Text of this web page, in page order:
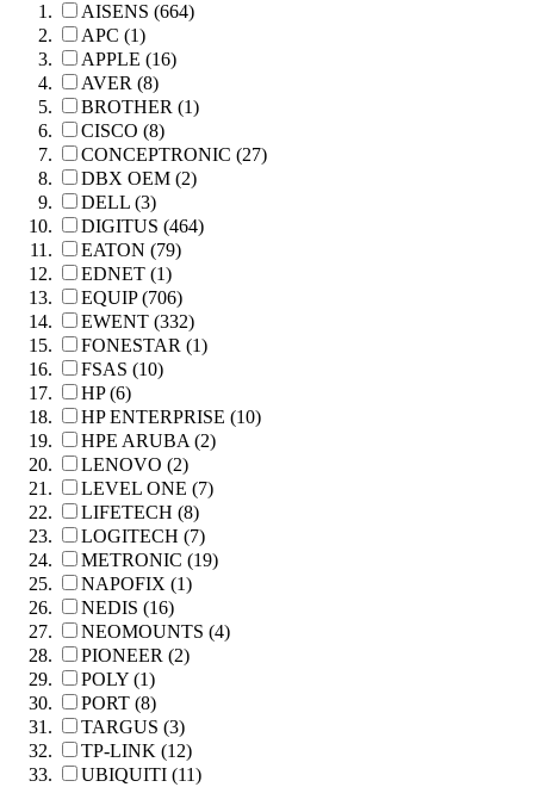
AISENS (664)
APC (1)
APPLE (16)
AVER (8)
BROTHER (1)
CISCO (8)
CONCEPTRONIC (27)
DBX OEM (2)
DELL (3)
DIGITUS (464)
EATON (79)
EDNET (1)
EQUIP (706)
EWENT (332)
FONESTAR (1)
FSAS (10)
HP (6)
HP ENTERPRISE (10)
HPE ARUBA (2)
LENOVO (2)
LEVEL ONE (7)
LIFETECH (8)
LOGITECH (7)
METRONIC (19)
NAPOFIX (1)
NEDIS (16)
NEOMOUNTS (4)
PIONEER (2)
POLY (1)
PORT (8)
TARGUS (3)
TP-LINK (12)
UBIQUITI (11)